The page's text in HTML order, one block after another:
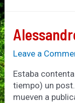
Leave a
Estaba
tiempo) un
mueven a